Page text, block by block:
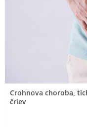
Crohnova choroba,
čriev